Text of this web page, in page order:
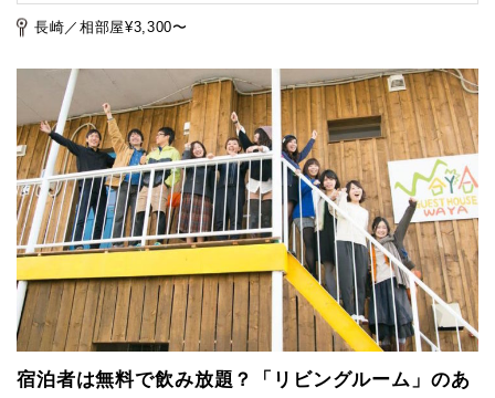
長崎／相部屋¥3,300〜
宿泊者は無料で飲み放題？「リビングルーム」のあ